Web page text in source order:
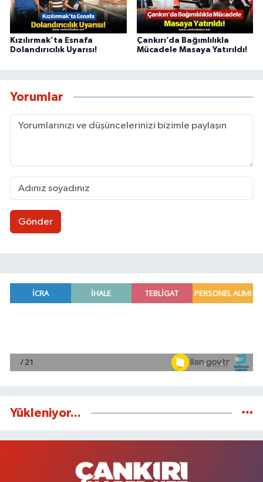
Kızılırmak’ta Esnafa
Dolandırıcılık Uyarısı!
Çankırı’da Bağımlılıkla
Mücadele Masaya Yatırıldı!
Yorumlar
Gönder
Yükleniyor...